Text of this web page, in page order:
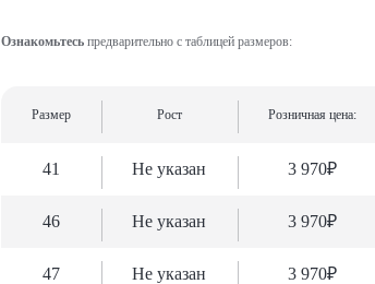
Ознакомьтесьпредварительно с таблицей размеров:
Размер Рост Розничная цена:
41 Не указан 3 970₽
46 Не указан 3 970₽
47 Не указан 3 970₽